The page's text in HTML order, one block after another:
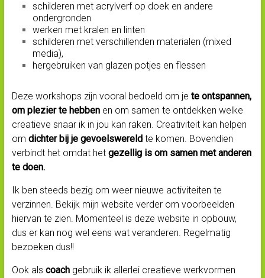
schilderen met acrylverf op doek en andere
ondergronden
werken met kralen en linten
schilderen met verschillenden materialen (mixed
media),
hergebruiken van glazen potjes en flessen
Deze workshops zijn vooral bedoeld om je te ontspannen,
om plezier te hebbenen om samen te ontdekken welke
creatieve snaar ik in jou kan raken. Creativiteit kan helpen
om dichter bij je gevoelswereldte komen. Bovendien
verbindt het omdat het gezellig is om samen met anderen
te doen.
Ik ben steeds bezig om weer nieuwe activiteiten te
verzinnen. Bekijk mijn website verder om voorbeelden
hiervan te zien. Momenteel is deze website in opbouw,
dus er kan nog wel eens wat veranderen. Regelmatig
bezoeken dus!!
Ook als coachgebruik ik allerlei creatieve werkvormen